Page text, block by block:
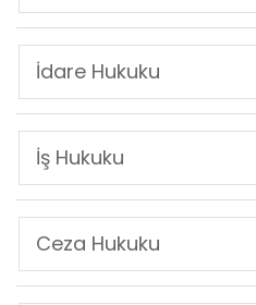
İdare Hukuku
İş Hukuku
Ceza Hukuku